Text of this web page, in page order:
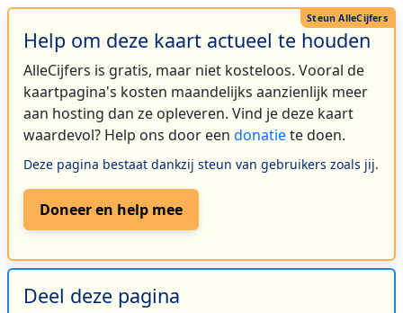
Help om deze kaart actueel te houden
AlleCijfers is gratis, maar niet kosteloos. Vooral de
kaartpagina's kosten maandelijks aanzienlijk meer
aan hosting dan ze opleveren. Vind je deze kaart
waardevol? Help ons door een donatiete doen.
Deze pagina bestaat dankzij steun van gebruikers zoals jij.
Doneer en help mee
Deel deze pagina